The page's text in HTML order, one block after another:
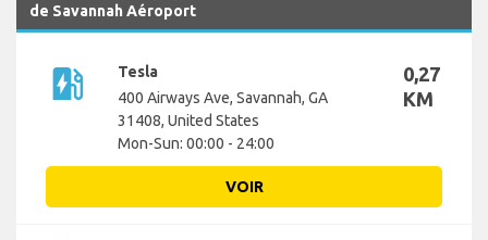
de Savannah Aéroport
ev_station
Tesla
400 Airways Ave, Savannah, GA
31408, United States
Mon-Sun: 00:00 - 24:00
0,27
KM
VOIR